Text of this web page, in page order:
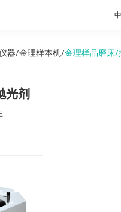
器/金理样本机/金理样品磨床/
光剂